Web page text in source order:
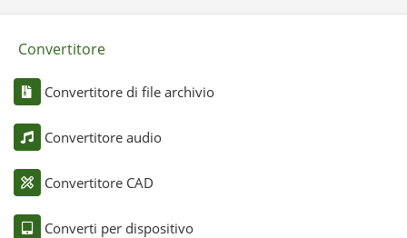
Convertitore
Convertitore di file archivio
Convertitore audio
Convertitore CAD
Converti per dispositivo